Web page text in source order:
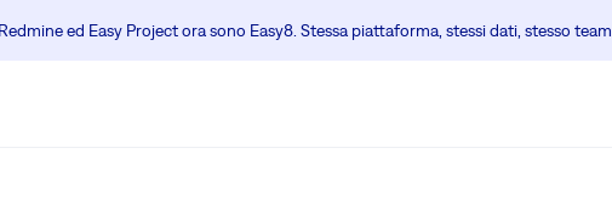
ed Easy Project ora sono Easy8. Stessa piattaforma, stessi dati, stesso team.